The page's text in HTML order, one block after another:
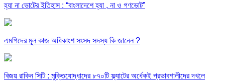
হ্যা না ভোটের ইতিহাস : “বাংলাদেশে হ্যা , না ও গণভোট”
এমপিদের মূল কাজ অধিকাংশ সংসদ সদস্য কি জানেন ?
বিজয় রাকিন সিটি : মুক্তিযোদ্ধাদের ৮৭০টি ফ্ল্যাটের অর্ধেকই প্রভাবশালীদের দখলে